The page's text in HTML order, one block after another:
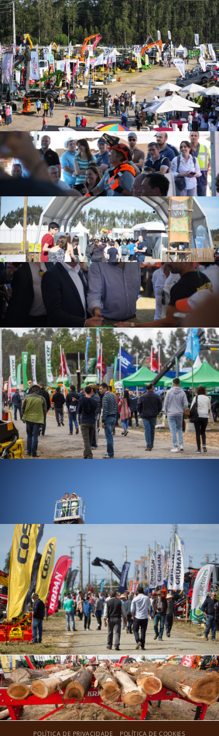
POLÍTICA DE PRIVACIDADE POLÍTICA DE COOKIES